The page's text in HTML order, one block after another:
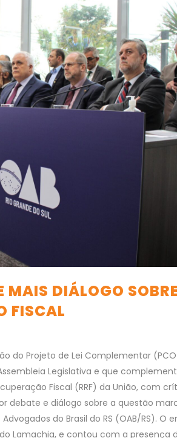
MAIS DIÁLOGO
FISCAL
do Projeto de Lei Complementar
Legislativa e que
Fiscal (RRF) da União, com
debate e diálogo sobre a questão
do Brasil do RS (OAB/RS). O
Lamachia, e contou com a presença